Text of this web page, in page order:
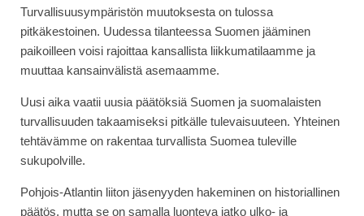
Turvallisuusympäristön muutoksesta on tulossa
pitkäkestoinen. Uudessa tilanteessa Suomen jääminen
paikoilleen voisi rajoittaa kansallista liikkumatilaamme ja
muuttaa kansainvälistä asemaamme.
Uusi aika vaatii uusia päätöksiä Suomen ja suomalaisten
turvallisuuden takaamiseksi pitkälle tulevaisuuteen. Yhteinen
tehtävämme on rakentaa turvallista Suomea tuleville
sukupolville.
Pohjois-Atlantin liiton jäsenyyden hakeminen on historiallinen
päätös, mutta se on samalla luonteva jatko ulko- ja